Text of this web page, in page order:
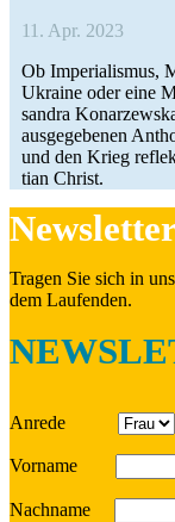
11. Apr. 2023
Ob Impe­ria­lis­mus,
Ukraine oder eine
san­dra
aus­ge­ge­be­nen
und den Krieg
tian Christ.
Tragen Sie sich in
dem Laufenden.
Anrede
Vorname
Nach­name